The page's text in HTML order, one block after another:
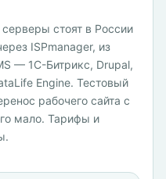
стоят в России
ISPmanager, из
— 1С-Битрикс, Drupal,
Engine. Тестовый
рабочего сайта с
мало. Тарифы и